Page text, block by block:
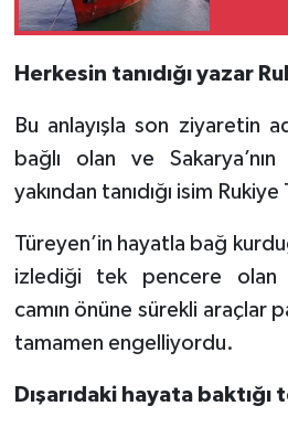
Herkesin tanıdığı yazar
Bu anlayışla son ziyaretin
bağlı olan ve Sakarya’nın
yakından tanıdığı isim
Türeyen’in hayatla bağ
izlediği tek pencere olan
camın önüne sürekli araçlar
tamamen engelliyordu.
Dışarıdaki hayata